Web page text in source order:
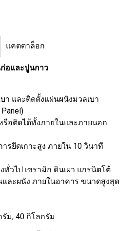
แคตตาล็อก
อและปูนกาว
า และติดตั้งแผ่นผนังมวลเบา
Panel)
รือติดได้ทั้งภายในและภายนอก
ยึดเกาะสูง ภายใน 10 วินาที
ทั่วไป เซรามิก ดินเผา แกรนิตโต้
ละผนัง ภายในอาคาร ขนาดสูงสุด
ม, 40 กิโลกรัม